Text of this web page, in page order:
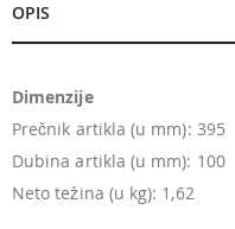
OPIS
Dimenzije
Prečnik artikla (u mm): 395
Dubina artikla (u mm): 100
Neto težina (u kg): 1,62